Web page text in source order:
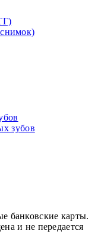
зубов
банковские карты.
и не передается